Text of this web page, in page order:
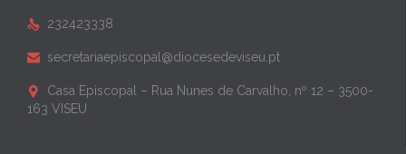
 232423338
 secretariaepiscopal@diocesedeviseu.pt

Casa Episcopal – Rua Nunes de Carvalho, nº 12 – 3500-
163 VISEU